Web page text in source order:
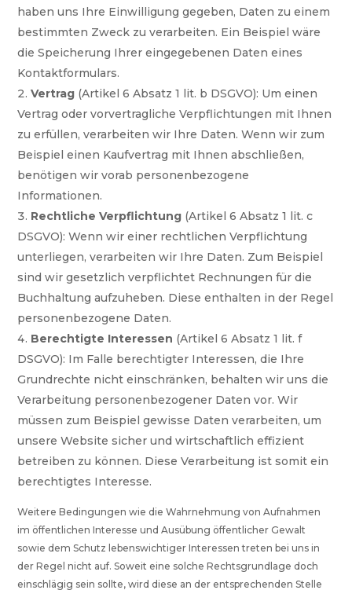
haben uns Ihre Einwilligung gegeben, Daten zu einem
bestimmten Zweck zu verarbeiten. Ein Beispiel wäre
die Speicherung Ihrer eingegebenen Daten eines
Kontaktformulars.
Vertrag (Artikel 6 Absatz 1 lit. b DSGVO): Um einen
Vertrag oder vorvertragliche Verpflichtungen mit Ihnen
zu erfüllen, verarbeiten wir Ihre Daten. Wenn wir zum
Beispiel einen Kaufvertrag mit Ihnen abschließen,
benötigen wir vorab personenbezogene
Informationen.
Rechtliche Verpflichtung (Artikel 6 Absatz 1 lit. c
DSGVO): Wenn wir einer rechtlichen Verpflichtung
unterliegen, verarbeiten wir Ihre Daten. Zum Beispiel
sind wir gesetzlich verpflichtet Rechnungen für die
Buchhaltung aufzuheben. Diese enthalten in der Regel
personenbezogene Daten.
Berechtigte Interessen (Artikel 6 Absatz 1 lit. f
DSGVO): Im Falle berechtigter Interessen, die Ihre
Grundrechte nicht einschränken, behalten wir uns die
Verarbeitung personenbezogener Daten vor. Wir
müssen zum Beispiel gewisse Daten verarbeiten, um
unsere Website sicher und wirtschaftlich effizient
betreiben zu können. Diese Verarbeitung ist somit ein
berechtigtes Interesse.
Weitere Bedingungen wie die Wahrnehmung von Aufnahmen
im öffentlichen Interesse und Ausübung öffentlicher Gewalt
sowie dem Schutz lebenswichtiger Interessen treten bei uns in
der Regel nicht auf. Soweit eine solche Rechtsgrundlage doch
einschlägig sein sollte, wird diese an der entsprechenden Stelle